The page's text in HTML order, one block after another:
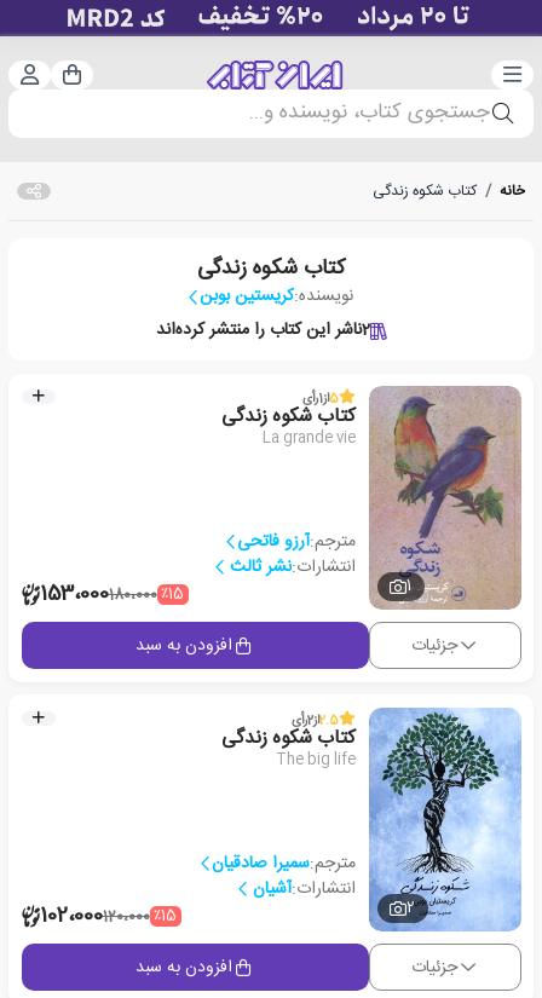
دسته‌بندی سبد
جستجوی کتاب، نویسنده و...
خانه / کتاب شکوه زندگی
کتاب شکوه زندگی
نویسنده:کریستین بوبن
2ناشر این کتاب را منتشر کرده‌اند
1
5از1رأی
کتاب شکوه زندگی
La grande vie
مترجم:آرزو فاتحی
انتشارات:نشر ثالث
٪15180،000153،000
جزئیات افزودن به سبد
2
2.5از2رأی
کتاب شکوه زندگی
The big life
مترجم:سمیرا صادقیان
انتشارات:آشیان
٪15120،000102،000
جزئیات افزودن به سبد